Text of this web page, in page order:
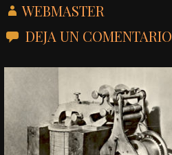
WEBMASTER
DEJA UN COMENTARIO